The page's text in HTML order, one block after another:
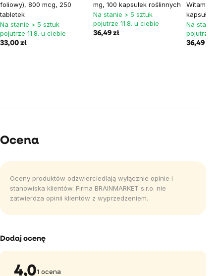
foliowy), 800 mcg, 250
tabletek
Na stanie > 5 sztuk
pojutrze 11.8. u ciebie
33,00 zł
mg, 100 kapsułek roślinnych
Na stanie > 5 sztuk
pojutrze 11.8. u ciebie
36,49 zł
Witamina
kapsułek
Na stanie
pojutrze
36,49 zł
Ocena
Oceny produktów odzwierciedlają wyłącznie opinie i
stanowiska klientów. Firma BRAINMARKET s.r.o. nie
zatwierdza opinii klientów z wyprzedzeniem.
Dodaj ocenę
4,01 ocena